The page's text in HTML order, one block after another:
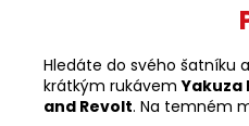
Hledáte do svého šatníku
krátkým rukávemYakuza
and Revolt. Na temném